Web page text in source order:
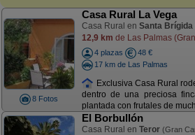
8 Fotos
Casa Rural La Vega
Casa Rural en Santa Brígida
12,9 km de Las Palmas
4 plazas
48 €
17 km de Las Palmas
Exclusiva Casa Rural
dentro de una preciosa
plantada con frutales de
El Borbullón
Casa Rural en Teror (Gran